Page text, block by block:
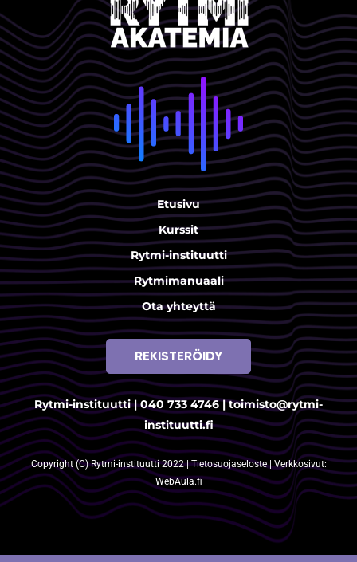
Etusivu
Kurssit
Rytmi-instituutti
Rytmimanuaali
Ota yhteyttä
REKISTERÖIDY
Rytmi-instituutti |040 733 4746|toimisto@rytmi-
instituutti.fi
Copyright (C) Rytmi-instituutti 2022 |Tietosuojaseloste| Verkkosivut:
WebAula.fi